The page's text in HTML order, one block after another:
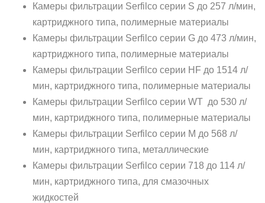
Камеры фильтрации Serfilco серии S до 257 л/мин,
картриджного типа, полимерные материалы
Камеры фильтрации Serfilco серии G до 473 л/мин,
картриджного типа, полимерные материалы
Камеры фильтрации Serfilco серии HF до 1514 л/
мин, картриджного типа, полимерные материалы
Камеры фильтрации Serfilco серии WT до 530 л/
мин, картриджного типа, полимерные материалы
Камеры фильтрации Serfilco серии M до 568 л/
мин, картриджного типа, металлические
Камеры фильтрации Serfilco серии 718 до 114 л/
мин, картриджного типа, для смазочных
жидкостей